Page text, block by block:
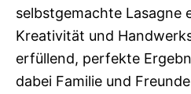
selbstgemachte Lasagne
Kreativität und
erfüllend, perfekte
dabei Familie und